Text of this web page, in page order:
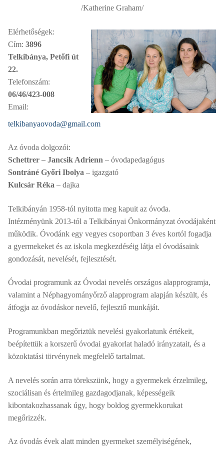
/Katherine Graham/
Elérhetőségek:
Cím: 3896
Telkibánya, Petőfi út
22.
Telefonszám:
06/46/423-008
Email:
telkibanyaovoda@gmail.com
Az óvoda dolgozói:
Schettrer – Jancsik Adrienn – óvodapedagógus
Sontráné Győri Ibolya – igazgató
Kulcsár Réka – dajka
Telkibányán 1958-tól nyitotta meg kapuit az óvoda.
Intézményünk 2013-tól a Telkibányai Önkormányzat óvodájaként
működik. Óvodánk egy vegyes csoportban 3 éves kortól fogadja
a gyermekeket és az iskola megkezdéséig látja el óvodásaink
gondozását, nevelését, fejlesztését.
Óvodai programunk az Óvodai nevelés országos alapprogramja,
valamint a Néphagyományőrző alapprogram alapján készült, és
átfogja az óvodáskor nevelő, fejlesztő munkáját.
Programunkban megőriztük nevelési gyakorlatunk értékeit,
beépítettük a korszerű óvodai gyakorlat haladó irányzatait, és a
közoktatási törvénynek megfelelő tartalmat.
A nevelés során arra törekszünk, hogy a gyermekek érzelmileg,
szociálisan és értelmileg gazdagodjanak, képességeik
kibontakozhassanak úgy, hogy boldog gyermekkorukat
megőrizzék.
Az óvodás évek alatt minden gyermeket személyiségének,